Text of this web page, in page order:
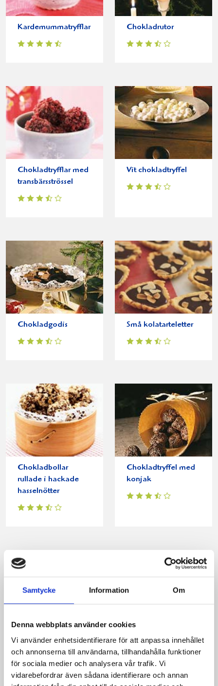
Samtycke Information Om
Denna webbplats använder cookies
Vi använder enhetsidentifierare för att anpassa innehållet
och annonserna till användarna, tillhandahålla funktioner
för sociala medier och analysera vår trafik. Vi
vidarebefordrar även sådana identifierare och annan
Kardemummatryfflar Chokladrutor
Chokladtryfflar med
transbärsströssel
Vit chokladtryffel
Chokladgodis Små kolatarteletter
Chokladbollar
rullade i hackade
hasselnötter
Chokladtryffel med
konjak
Produkter i receptet: